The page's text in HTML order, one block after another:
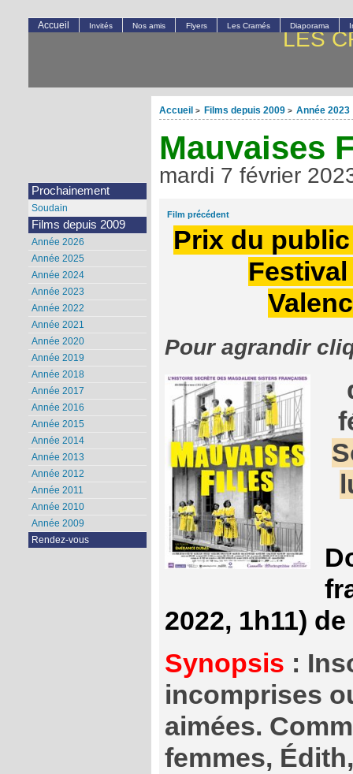
LES
Accueil > Films depuis 2009 > Année 2023
Mauvaises
mardi 7 février
Film précédent
Prix du
Pour agrandir
2022, 1h11)
Synopsis :
incomprises
aimées.
femmes,
Accueil Invités Nos amis Flyers Les Cramés Diaporama
Prochainement
Soudain
Films depuis 2009
Année 2026
Année 2025
Année 2024
Année 2023
Année 2022
Année 2021
Année 2020
Année 2019
Année 2018
Année 2017
Année 2016
Année 2015
Année 2014
Année 2013
Année 2012
Année 2011
Année 2010
Année 2009
Rendez-vous